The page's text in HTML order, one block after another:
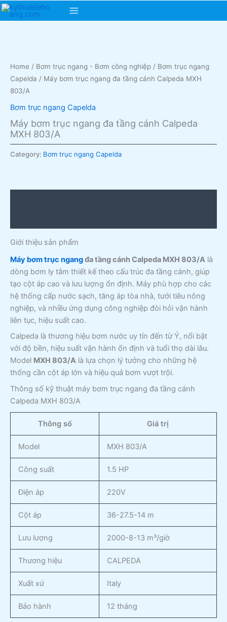
Skip
Main
Home / Bơm trục ngang - Bơm công nghiệp / Bơm trục ngang
Capelda / Máy bơm trục ngang đa tầng cánh Calpeda MXH
803/A
Bơm trục ngang Capelda
Máy bơm trục ngang đa tầng cánh Calpeda
MXH 803/A
Category: Bơm trục ngang Capelda
Giới thiệu sản phẩm
Máy bơm trục ngangđa tầng cánh Calpeda MXH 803/A là
dòng bơm ly tâm thiết kế theo cấu trúc đa tầng cánh, giúp
tạo cột áp cao và lưu lượng ổn định. Máy phù hợp cho các
hệ thống cấp nước sạch, tăng áp tòa nhà, tưới tiêu nông
nghiệp, và nhiều ứng dụng công nghiệp đòi hỏi vận hành
liên tục, hiệu suất cao.
Calpeda là thương hiệu bơm nước uy tín đến từ Ý, nổi bật
với độ bền, hiệu suất vận hành ổn định và tuổi thọ dài lâu.
Model MXH 803/A là lựa chọn lý tưởng cho những hệ
thống cần cột áp lớn và hiệu quả bơm vượt trội.
Thông số kỹ thuật máy bơm trục ngang đa tầng cánh
Calpeda MXH 803/A
Thông số Giá trị
Model MXH 803/A
Công suất 1.5 HP
Điện áp 220V
Cột áp 36-27.5-14 m
Lưu lượng 2000-8-13 m³/giờ
Thương hiệu CALPEDA
Xuất xứ Italy
Bảo hành 12 tháng